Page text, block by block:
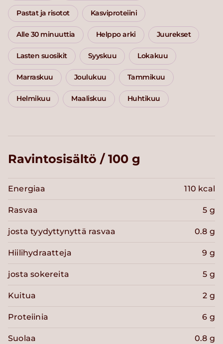
Pastat ja risotot Kasviproteiini
Alle 30 minuuttia Helppo arki Juurekset
Lasten suosikit Syyskuu Lokakuu
Marraskuu Joulukuu Tammikuu
Helmikuu Maaliskuu Huhtikuu
Ravintosisältö / 100 g
Energiaa 110 kcal
Rasvaa 5 g
josta tyydyttynyttä rasvaa 0.8 g
Hiilihydraatteja 9 g
josta sokereita 5 g
Kuitua 2 g
Proteiinia 6 g
Suolaa 0.8 g